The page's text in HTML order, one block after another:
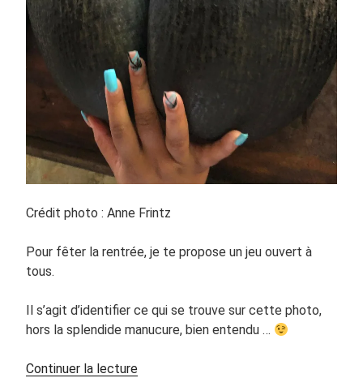
Crédit photo : Anne Frintz
Pour fêter la rentrée, je te propose un jeu ouvert à
tous.
Il s’agit d’identifier ce qui se trouve sur cette photo,
hors la splendide manucure, bien entendu …
Continuer la lecturede